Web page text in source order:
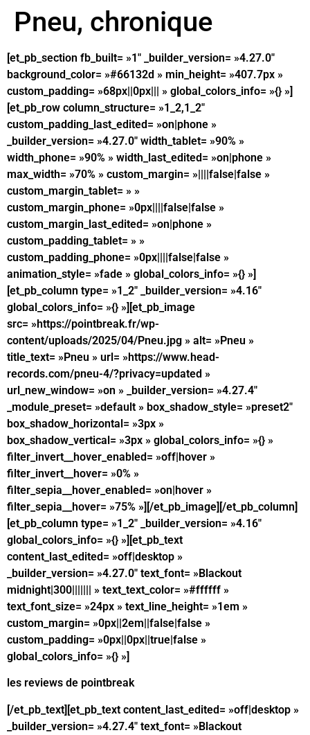
Pneu, chronique
[et_pb_section fb_built= »1″ _builder_version= »4.27.0″
background_color= »#66132d » min_height= »407.7px »
custom_padding= »68px||0px||| » global_colors_info= »{} »]
[et_pb_row column_structure= »1_2,1_2″
custom_padding_last_edited= »on|phone »
_builder_version= »4.27.0″ width_tablet= »90% »
width_phone= »90% » width_last_edited= »on|phone »
max_width= »70% » custom_margin= »||||false|false »
custom_margin_tablet= » »
custom_margin_phone= »0px||||false|false »
custom_margin_last_edited= »on|phone »
custom_padding_tablet= » »
custom_padding_phone= »0px||||false|false »
animation_style= »fade » global_colors_info= »{} »]
[et_pb_column type= »1_2″ _builder_version= »4.16″
global_colors_info= »{} »][et_pb_image
src= »https://pointbreak.fr/wp-
content/uploads/2025/04/Pneu.jpg » alt= »Pneu »
title_text= »Pneu » url= »https://www.head-
records.com/pneu-4/?privacy=updated »
url_new_window= »on » _builder_version= »4.27.4″
_module_preset= »default » box_shadow_style= »preset2″
box_shadow_horizontal= »3px »
box_shadow_vertical= »3px » global_colors_info= »{} »
filter_invert__hover_enabled= »off|hover »
filter_invert__hover= »0% »
filter_sepia__hover_enabled= »on|hover »
filter_sepia__hover= »75% »][/et_pb_image][/et_pb_column]
[et_pb_column type= »1_2″ _builder_version= »4.16″
global_colors_info= »{} »][et_pb_text
content_last_edited= »off|desktop »
_builder_version= »4.27.0″ text_font= »Blackout
midnight|300||||||| » text_text_color= »#ffffff »
text_font_size= »24px » text_line_height= »1em »
custom_margin= »0px||2em||false|false »
custom_padding= »0px||0px||true|false »
global_colors_info= »{} »]
les reviews de pointbreak
[/et_pb_text][et_pb_text content_last_edited= »off|desktop »
_builder_version= »4.27.4″ text_font= »Blackout